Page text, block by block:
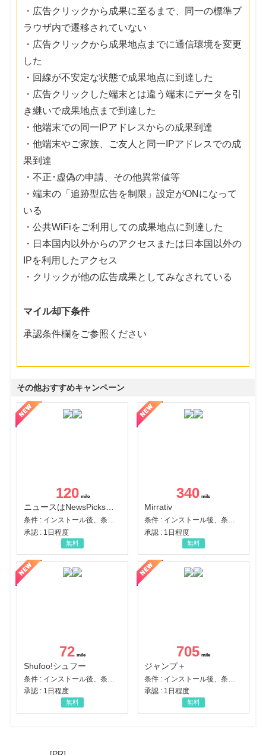
・広告クリックから成果に至るまで、同一の標準ブ
ラウザ内で遷移されていない
・広告クリックから成果地点までに通信環境を変更
した
・回線が不安定な状態で成果地点に到達した
・広告クリックした端末とは違う端末にデータを引
き継いで成果地点まで到達した
・他端末での同一IPアドレスからの成果到達
・他端末やご家族、ご友人と同一IPアドレスでの成
果到達
・不正･虚偽の申請、その他異常値等
・端末の「追跡型広告を制限」設定がONになって
いる
・公共WiFiをご利用しての成果地点に到達した
・日本国内以外からのアクセスまたは日本国以外の
IPを利用したアクセス
・クリックが他の広告成果としてみなされている
マイル却下条件
承認条件欄をご参照ください
その他おすすめキャンペーン
120
ニュースはNewsPicks｜経済ニュース・就活・ビジネス
条件 : インストール後、条件達成
承認 : 1日程度
無料
340
Mirrativ
条件 : インストール後、条件達成
承認 : 1日程度
無料
72
Shufoo!シュフー
承認 : 1日程度
無料
705
ジャンプ＋
承認 : 1日程度
無料